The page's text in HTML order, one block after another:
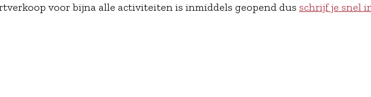
voor bijna alle activiteiten is inmiddels geopend dus schrijf je snel